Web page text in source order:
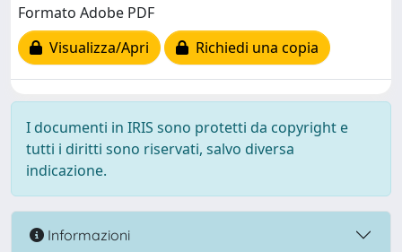
Formato Adobe PDF
Visualizza/Apri
Richiedi una copia
I documenti in IRIS sono protetti da copyright e
tutti i diritti sono riservati, salvo diversa
indicazione.
Informazioni